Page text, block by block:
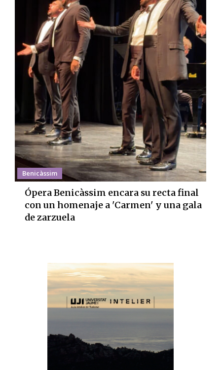
Benicàssim
Ópera Benicàssim encara su recta final
con un homenaje a 'Carmen' y una gala
de zarzuela